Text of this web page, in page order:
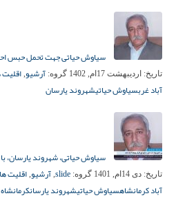
سیاوش حیاتی جهت تحمل حبس
تاریخ: اردیبهشت 17ام, 1402 گروه: آرشیو,
آباد غربسیاوش حیاتیشهروند یارسان
سیاوش حیاتی، شهروند یارسان،
تاریخ: دی 14ام, 1401 گروه: slide
, آرشیو, اقلیت
آباد کرمانشاهسیاوش حیاتیشهروند یارسانکرمانشاه